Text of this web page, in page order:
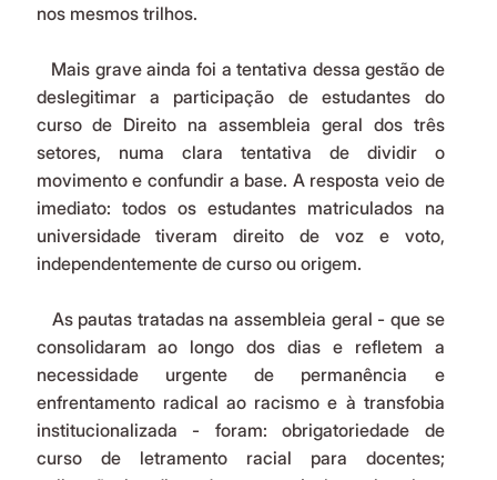
nos mesmos trilhos.
deslegitimar a participação de estudantes do
curso de Direito na assembleia geral dos três
setores, numa clara tentativa de dividir o
movimento e confundir a base. A resposta veio de
imediato: todos os estudantes matriculados na
universidade tiveram direito de voz e voto,
independentemente de curso ou origem.
consolidaram ao longo dos dias e refletem a
necessidade urgente de permanência e
enfrentamento radical ao racismo e à transfobia
institucionalizada - foram: obrigatoriedade de
curso de letramento racial para docentes;